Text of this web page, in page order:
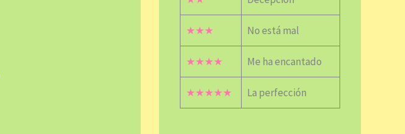
★★★ No está mal
★★★★ Me ha encantado
★★★★★ La perfección